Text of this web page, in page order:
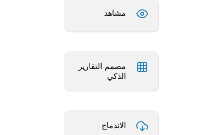
مشاهد
مصمم التقارير
الذكي
الاندماج